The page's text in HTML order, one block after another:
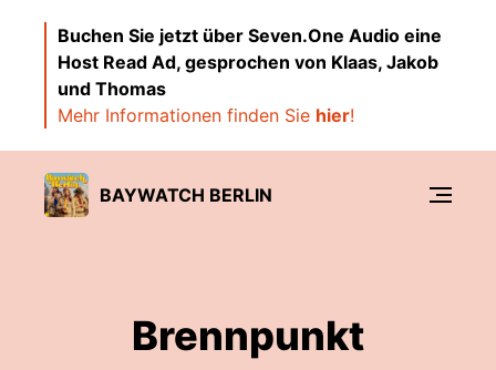
Buchen Sie jetzt über Seven.One Audio eine
Host Read Ad, gesprochen von Klaas, Jakob
und Thomas
Mehr Informationen finden Sie hier!
BAYWATCH BERLIN
Brennpunkt